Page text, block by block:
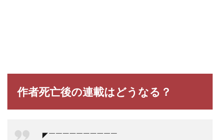
作者死亡後の連載はどうなる？
◤￣￣￣￣￣￣￣￣￣￣